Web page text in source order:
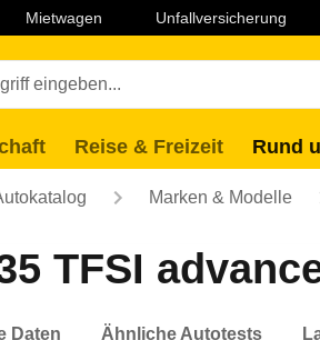
Mietwagen Unfallversicherung
Reise & Freizeit Rund
Marken & Modelle
TFSI
Daten Ähnliche Autotests